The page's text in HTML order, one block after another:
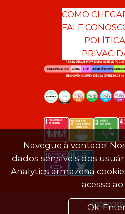
COMO
FALE
Navegue à vontade!
dados sensíveis dos
Analytics armazena
acesso ao
Ok.